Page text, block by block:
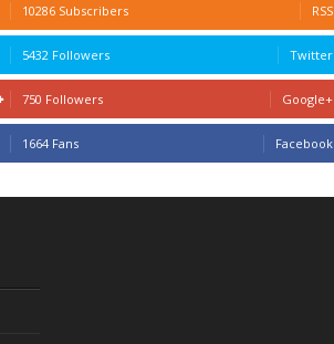
10286 Subscribers RSS
5432 Followers Twitter
750 Followers Google+
1664 Fans Facebook